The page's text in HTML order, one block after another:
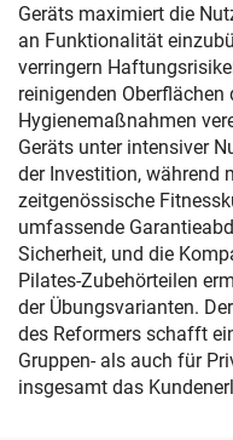
Geräts maximiert die
an Funktionalität
verringern
reinigenden Oberflächen
Hygienemaßnahmen
Geräts unter intensiver
der Investition, während
zeitgenössische
umfassende
Sicherheit, und die
Pilates-Zubehörteilen
der Übungsvarianten.
des Reformers schafft
Gruppen- als auch für
insgesamt das